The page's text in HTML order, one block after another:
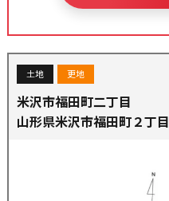
土地 更地
米沢市福田町二丁目
山形県米沢市福田町２丁目